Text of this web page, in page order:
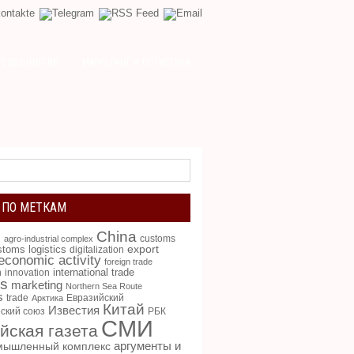
МЕТКАМ
agro-industrial complex China customs
logistics digitalization export
activity foreign trade
innovation international trade
marketing Northern Sea Route
trade Арктика Евразийский
союз Известия Китай РБК
газета СМИ
комплекс аргументы и